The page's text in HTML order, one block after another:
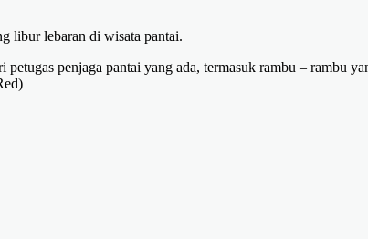
libur lebaran di wisata pantai.
penjaga pantai yang ada, termasuk rambu – rambu